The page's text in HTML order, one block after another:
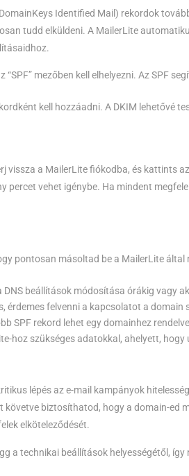
Identified Mail) rekordok
tudd elküldeni. A MailerLite
“SPF” mezőben kell elhelyezni. Az SPF
kell hozzáadni. A DKIM lehetővé
vissza a MailerLite fiókodba, és kattints az
percet vehet igénybe. Ha mindent
pontosan másoltad be a MailerLite
DNS beállítások módosítása órákig vagy
érdemes felvenni a kapcsolatot a domain
SPF rekord lehet egy domainhez
hoz szükséges adatokkal, ahelyett, hogy
lépés az e-mail kampányok
biztosíthatod, hogy a domain-ed
elköteleződését.
a technikai beállítások helyességétől,